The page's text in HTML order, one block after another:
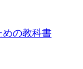
めの教科書